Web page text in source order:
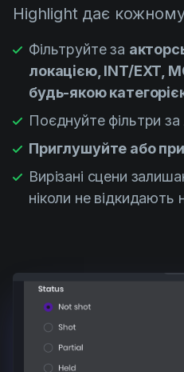
Highlight дає
Фільтруйте за
локацією, INT/EXT,
будь-якою
Поєднуйте фільтри
Приглушуйте або
Вирізані сцени
ніколи не відкидають